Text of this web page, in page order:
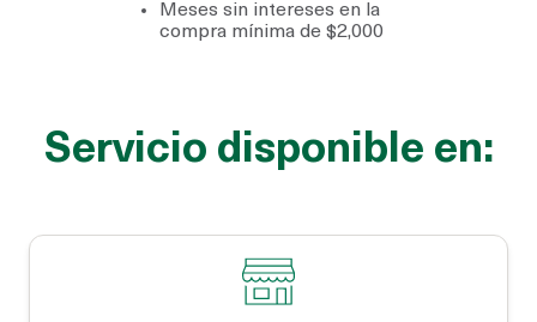
Meses sin intereses en la
compra mínima de $2,000
Servicio disponible en: